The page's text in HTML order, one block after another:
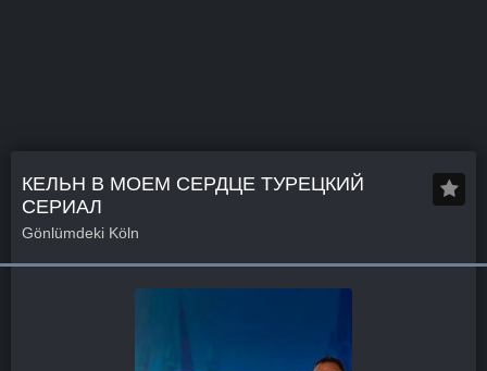
КЕЛЬН В МОЕМ СЕРДЦЕ ТУРЕЦКИЙ
СЕРИАЛ
Gönlümdeki Köln